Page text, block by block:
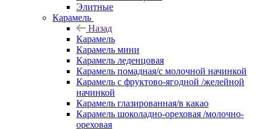
Элитные
Карамель
Назад
Карамель
Карамель мини
Карамель леденцовая
Карамель помадная/с молочной начинкой
Карамель с фруктово-ягодной /желейной
начинкой
Карамель глазированная/в какао
Карамель шоколадно-ореховая /молочно-
ореховая